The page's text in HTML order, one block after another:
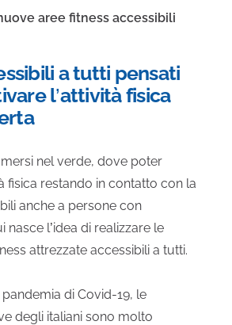
aree fitness accessibili
a tutti pensati
l’attività fisica
nel verde, dove poter
fisica restando in contatto con la
anche a persone con
nasce l’idea di realizzare le
attrezzate accessibili a tutti.
di Covid-19, le
degli italiani sono molto